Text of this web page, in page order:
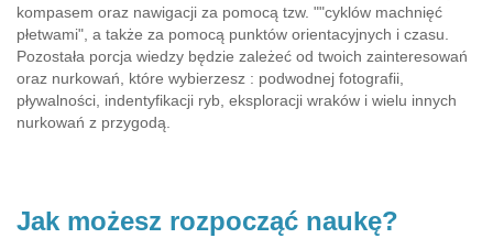
kompasem oraz nawigacji za pomocą tzw. ""cyklów machnięć
płetwami", a także za pomocą punktów orientacyjnych i czasu.
Pozostała porcja wiedzy będzie zależeć od twoich zainteresowań
oraz nurkowań, które wybierzesz : podwodnej fotografii,
pływalności, indentyfikacji ryb, eksploracji wraków i wielu innych
nurkowań z przygodą.
Jak możesz rozpocząć naukę?